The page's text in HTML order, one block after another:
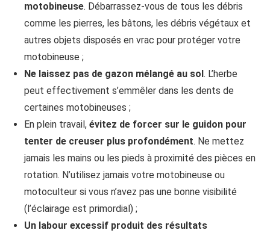
motobineuse. Débarrassez-vous de tous les débris
comme les pierres, les bâtons, les débris végétaux et
autres objets disposés en vrac pour protéger votre
motobineuse ;
Ne laissez pas de gazon mélangé au sol. L’herbe
peut effectivement s’emmêler dans les dents de
certaines motobineuses ;
En plein travail, évitez de forcer sur le guidon pour
tenter de creuser plus profondément. Ne mettez
jamais les mains ou les pieds à proximité des pièces en
rotation. N’utilisez jamais votre motobineuse ou
motoculteur si vous n’avez pas une bonne visibilité
(l’éclairage est primordial) ;
Un labour excessif produit des résultats